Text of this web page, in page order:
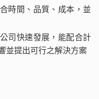
時間、品質、成本，並
司快速發展，能配合計
並提出可行之解決方案